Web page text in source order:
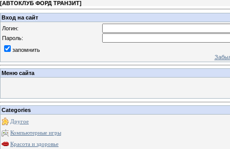
[АВТОКЛУБ ФОРД ТРАНЗИТ]
Вход на сайт
Логин:
Пароль:
запомнить
Меню сайта
Categories
Другое
Компьютерные игры
Красота и здоровье